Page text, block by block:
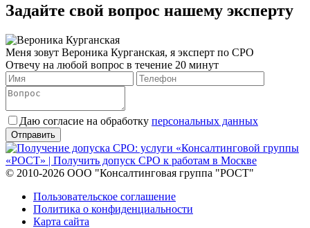
Задайте свой вопрос нашему эксперту
Меня зовут Вероника Курганская, я эксперт по СРО
Отвечу на любой вопрос в течение 20 минут
Даю согласие на обработку персональных данных
© 2010-2026 ООО "Консалтинговая группа "РОСТ"
Пользовательское соглашение
Политика о конфиденциальности
Карта сайта